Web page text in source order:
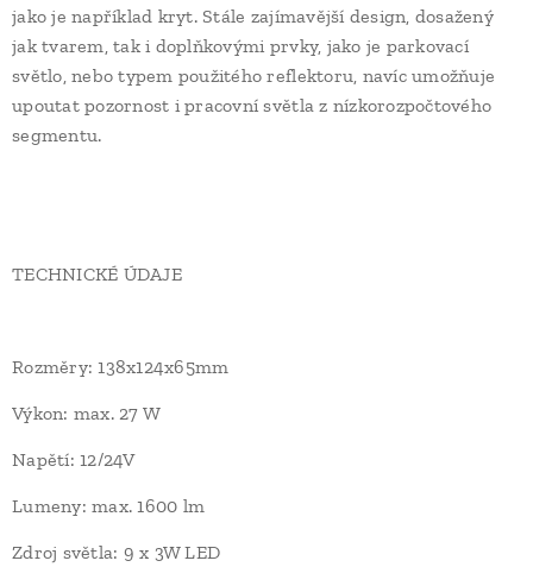
jako je například kryt. Stále zajímavější design, dosažený
jak tvarem, tak i doplňkovými prvky, jako je parkovací
světlo, nebo typem použitého reflektoru, navíc umožňuje
upoutat pozornost i pracovní světla z nízkorozpočtového
segmentu.
TECHNICKÉ ÚDAJE
Rozměry: 138x124x65mm
Výkon: max. 27 W
Napětí: 12/24V
Lumeny: max. 1600 lm
Zdroj světla: 9 x 3W LED